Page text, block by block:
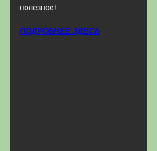
полезное!
ПОДРОБНЕЕ ЗДЕСЬ